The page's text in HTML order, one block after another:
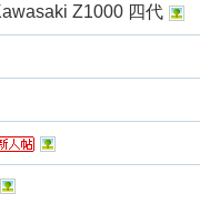
Z1000 四代